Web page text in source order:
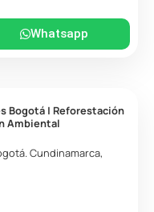
Whatsapp
Bogotá | Reforestación
Ambiental
.Cundinamarca,